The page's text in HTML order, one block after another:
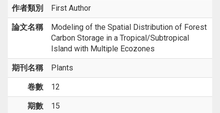
作者類別 First Author
論文名稱
Modeling of the Spatial Distribution of Forest
Carbon Storage in a Tropical/Subtropical
Island with Multiple Ecozones
期刊名稱 Plants
卷數 12
期數 15